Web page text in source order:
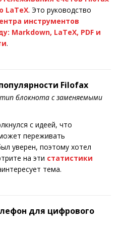
LaTeX. Это руководство
инструментов
Markdown, LaTeX, PDF и
.
Filofax
блокнота с заменяемыми
с идеей, что
переживать
уверен, поэтому хотел
на эти статистики
тема.
для цифрового